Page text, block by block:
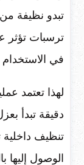
تبدو نظيفة
ترسبات تؤثر
في الاستخدام
لهذا تعتمد
دقيقة تبدأ
تنظيف
الوصول إليها